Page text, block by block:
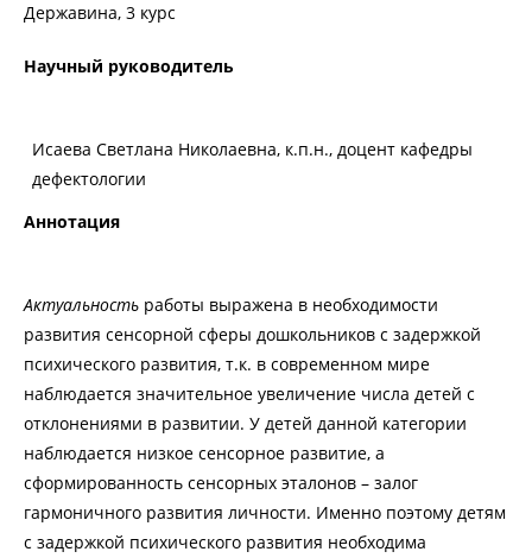
Державина, 3 курс
Научный руководитель
Исаева Светлана Николаевна, к.п.н., доцент кафедры
дефектологии
Аннотация
Актуальность работы выражена в необходимости
развития сенсорной сферы дошкольников с задержкой
психического развития, т.к. в современном мире
наблюдается значительное увеличение числа детей с
отклонениями в развитии. У детей данной категории
наблюдается низкое сенсорное развитие, а
сформированность сенсорных эталонов – залог
гармоничного развития личности. Именно поэтому детям
с задержкой психического развития необходима